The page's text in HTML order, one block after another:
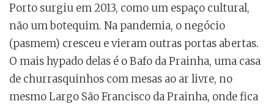
Porto surgiu em 2013, como um espaço cultural,
não um botequim. Na pandemia, o negócio
(pasmem) cresceu e vieram outras portas abertas.
O mais hypado delas é o Bafo da Prainha, uma casa
de churrasquinhos com mesas ao ar livre, no
mesmo Largo São Francisco da Prainha, onde fica